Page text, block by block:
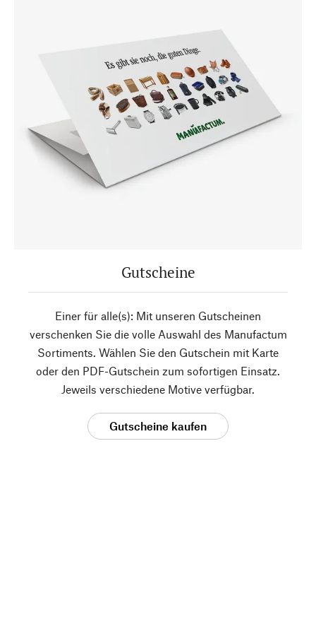
Gutscheine
Einer für alle(s): Mit unseren Gutscheinen
verschenken Sie die volle Auswahl des Manufactum
Sortiments. Wählen Sie den Gutschein mit Karte
oder den PDF-Gutschein zum sofortigen Einsatz.
Jeweils verschiedene Motive verfügbar.
Gutscheine kaufen